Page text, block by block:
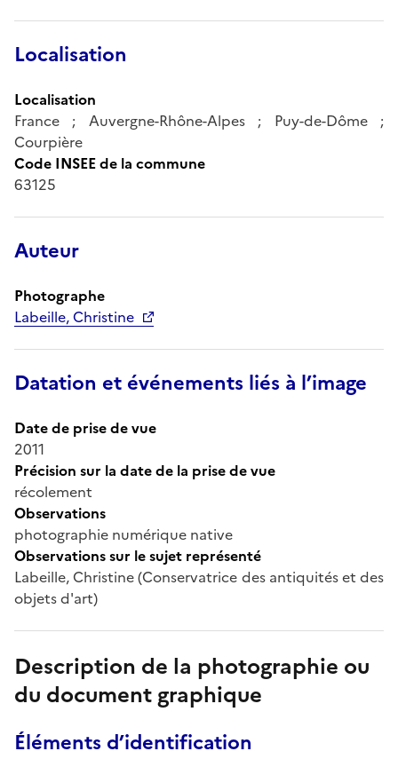
Localisation
Localisation
France ; Auvergne-Rhône-Alpes ; Puy-de-Dôme ;
Courpière
Code INSEE de la commune
63125
Auteur
Photographe
Labeille, Christine
Datation et événements liés à l’image
Date de prise de vue
2011
Précision sur la date de la prise de vue
récolement
Observations
photographie numérique native
Observations sur le sujet représenté
Labeille, Christine (Conservatrice des antiquités et des
objets d'art)
Description de la photographie ou
du document graphique
Éléments d’identification